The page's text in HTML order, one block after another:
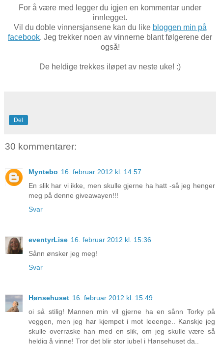
For å være med legger du igjen en kommentar under
innlegget.
Vil du doble vinnersjansene kan du like bloggen min på
facebook. Jeg trekker noen av vinnerne blant følgerene der
også!
De heldige trekkes iløpet av neste uke! :)
Del
30 kommentarer:
Myntebo 16. februar 2012 kl. 14:57
En slik har vi ikke, men skulle gjerne ha hatt -så jeg henger
meg på denne giveawayen!!!
Svar
eventyrLise 16. februar 2012 kl. 15:36
Sånn ønsker jeg meg!
Svar
Hønsehuset 16. februar 2012 kl. 15:49
oi så stilig! Mannen min vil gjerne ha en sånn Torky på
veggen, men jeg har kjempet i mot leeenge.. Kanskje jeg
skulle overraske han med en slik, om jeg skulle være så
heldig å vinne! Tror det blir stor jubel i Hønsehuset da..